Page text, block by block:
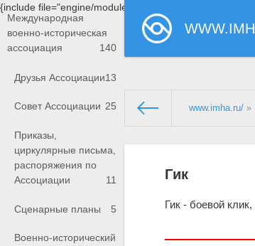
{include file="engine/modules/saperu/head.php"}
Международная
военно-историческая
ассоциация
140
Друзья Ассоциации13
Совет Ассоциации 25
Приказы,
циркулярные письма,
распоряжения по
Ассоциации
11
Сценарные планы 5
Военно-исторический
www.imha.ru/ »
Гик
Гик - боевой